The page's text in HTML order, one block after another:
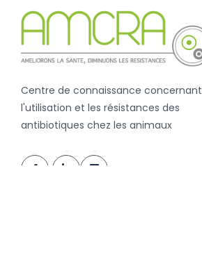
Centre de connaissance concernant
l'utilisation et les résistances des
antibiotiques chez les animaux